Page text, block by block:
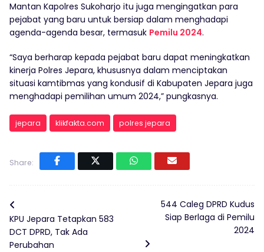
Mantan Kapolres Sukoharjo itu juga mengingatkan para
pejabat yang baru untuk bersiap dalam menghadapi
agenda-agenda besar, termasuk Pemilu 2024.
“Saya berharap kepada pejabat baru dapat meningkatkan
kinerja Polres Jepara, khususnya dalam menciptakan
situasi kamtibmas yang kondusif di Kabupaten Jepara juga
menghadapi pemilihan umum 2024,” pungkasnya.
jepara klikfakta.com polres jepara
Share:
KPU Jepara Tetapkan 583
DCT DPRD, Tak Ada
Perubahan
544 Caleg DPRD Kudus
Siap Berlaga di Pemilu
2024